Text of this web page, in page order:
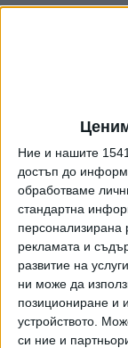
Ние и нашите 1541
достъп до
обработваме
стандартна
рекламата и
развитие на услуги.
ни може да
позициониране и
устройството.
си ние и
2020 и има още
движеше почти
зад световния
последния вираж
Александър
финишира за
най-доброто му
лично
Яремчук стана
3:51:19, а Прод